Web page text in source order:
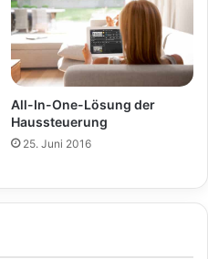
All-In-One-Lösung der
Haussteuerung
25. Juni 2016